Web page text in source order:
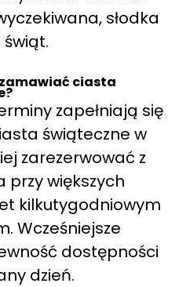
słodka
świąt.
ciasta
zapełniają się
świąteczne w
zarezerwować z
przy większych
kilkutygodniowym
Wcześniejsze
dostępności
dzień.